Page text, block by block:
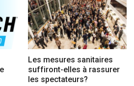
Les mesures sanitaires
suffiront-elles à rassurer
les spectateurs?